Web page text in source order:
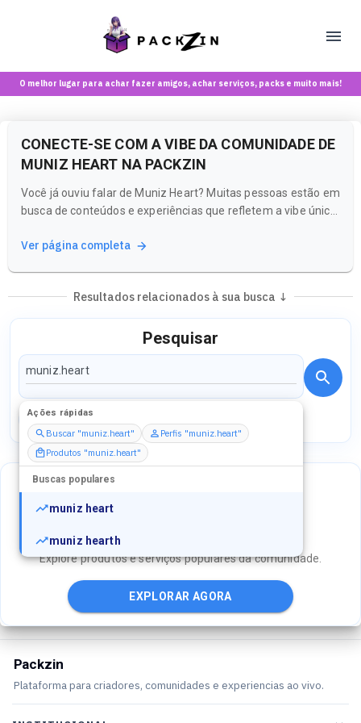
O melhor lugar para achar fazer amigos, achar serviços, packs e muito mais!
CONECTE-SE COM A VIBE DA COMUNIDADE DE
MUNIZ HEART NA PACKZIN
Você já ouviu falar de Muniz Heart? Muitas pessoas estão em
busca de conteúdos e experiências que refletem a vibe única
uma comunidade vibrante e interativa, onde a conexão entre
Ver página completa
Resultados relacionados à sua busca ↓
Pesquisar
Ações rápidas
Buscar "muniz.heart"
Perfis "muniz.heart"
Produtos "muniz.heart"
Buscas populares
muniz heart
muniz hearth
Perfis
NÃO ENCONTROU O QUE PROCURAVA?
Explore produtos e serviços populares da comunidade.
EXPLORAR AGORA
Packzin
Plataforma para criadores, comunidades e experiencias ao vivo.